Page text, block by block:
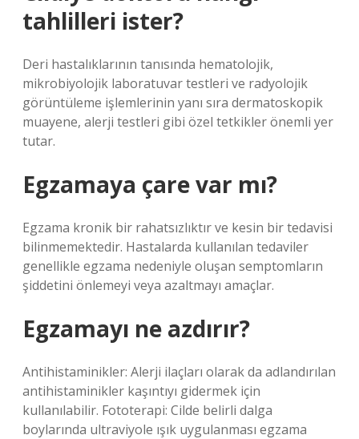
tahlilleri ister?
Deri hastalıklarının tanısında hematolojik,
mikrobiyolojik laboratuvar testleri ve radyolojik
görüntüleme işlemlerinin yanı sıra dermatoskopik
muayene, alerji testleri gibi özel tetkikler önemli yer
tutar.
Egzamaya çare var mı?
Egzama kronik bir rahatsızlıktır ve kesin bir tedavisi
bilinmemektedir. Hastalarda kullanılan tedaviler
genellikle egzama nedeniyle oluşan semptomların
şiddetini önlemeyi veya azaltmayı amaçlar.
Egzamayı ne azdırır?
Antihistaminikler: Alerji ilaçları olarak da adlandırılan
antihistaminikler kaşıntıyı gidermek için
kullanılabilir. Fototerapi: Cilde belirli dalga
boylarında ultraviyole ışık uygulanması egzama